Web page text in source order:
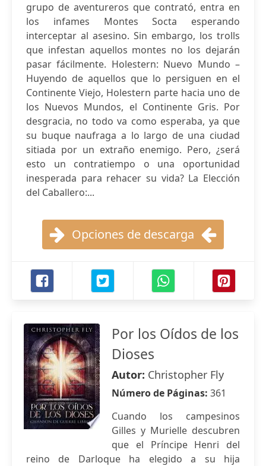
grupo de aventureros que contrató, entra en
los infames Montes Socta esperando
interceptar al asesino. Sin embargo, los trolls
que infestan aquellos montes no los dejarán
pasar fácilmente. Holestern: Nuevo Mundo –
Huyendo de aquellos que lo persiguen en el
Continente Viejo, Holestern parte hacia uno de
los Nuevos Mundos, el Continente Gris. Por
desgracia, no todo va como esperaba, ya que
su buque naufraga a lo largo de una ciudad
sitiada por un extraño enemigo. Pero, ¿será
esto un contratiempo o una oportunidad
inesperada para rehacer su vida? La Elección
del Caballero:...
Opciones de descarga
Por los Oídos de los
Dioses
Autor: Christopher Fly
Número de Páginas: 361
Cuando los campesinos
Gilles y Murielle descubren
que el Príncipe Henri del
reino de Darloque ha elegido a su hija